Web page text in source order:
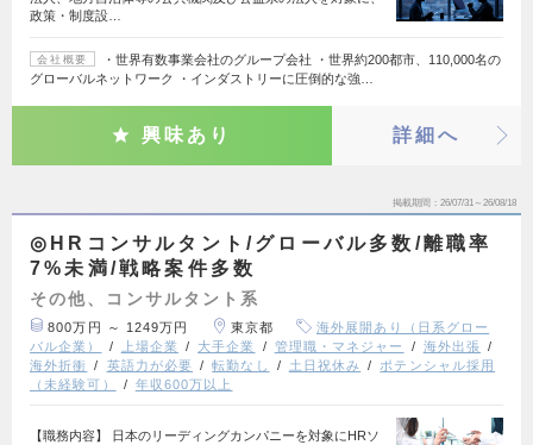
政策・制度設…
会社概要
・世界有数事業会社のグループ会社 ・世界約200都市、110,000名の
グローバルネットワーク ・インダストリーに圧倒的な強…
興味あり 詳細へ
掲載期間 26/07/31～26/08/18
◎HRコンサルタント/グローバル多数/離職率
7%未満/戦略案件多数
その他、コンサルタント系
800万円 ～ 1249万円 東京都
海外展開あり（日系グロー
バル企業）
上場企業 大手企業 管理職・マネジャー
海外出張
海外折衝
英語力が必要 転勤なし 土日祝休み
ポテンシャル採用
（未経験可）
年収600万以上
【職務内容】 日本のリーディングカンパニーを対象にHRソ